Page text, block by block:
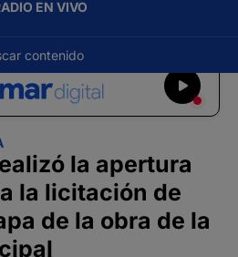
EN VIVO
la apertura
la licitación de
de la obra de la